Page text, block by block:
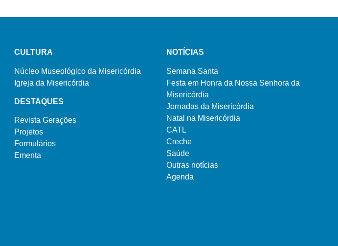
CULTURA
Núcleo Museológico da Misericórdia
Igreja da Misericórdia
DESTAQUES
Revista Gerações
Projetos
Formulários
Ementa
NOTÍCIAS
Semana Santa
Festa em Honra da Nossa Senhora da
Misericórdia
Jornadas da Misericórdia
Natal na Misericórdia
CATL
Creche
Saúde
Outras notícias
Agenda